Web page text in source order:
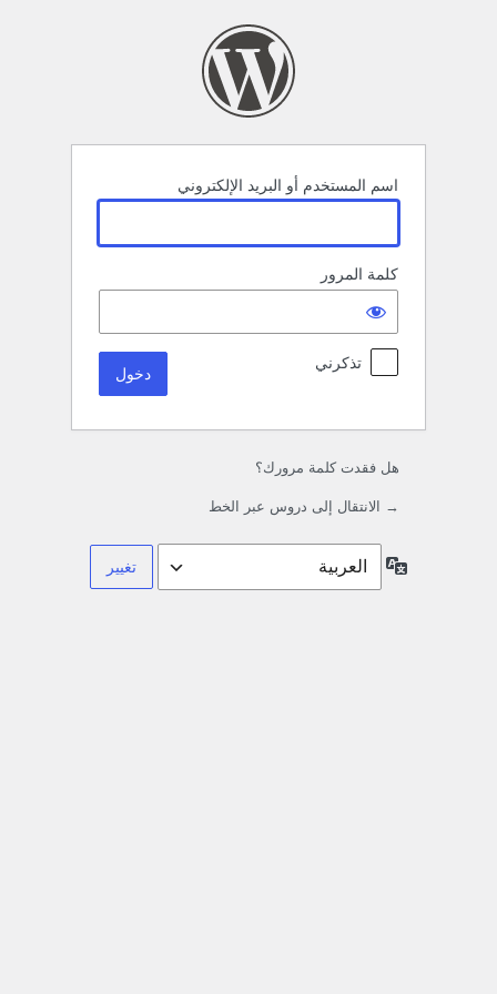
اسم المستخدم أو البريد الإلكتروني
كلمة المرور
تذكرني
هل فقدت كلمة مرورك؟
→ الانتقال إلى دروس عبر الخط
اللغة